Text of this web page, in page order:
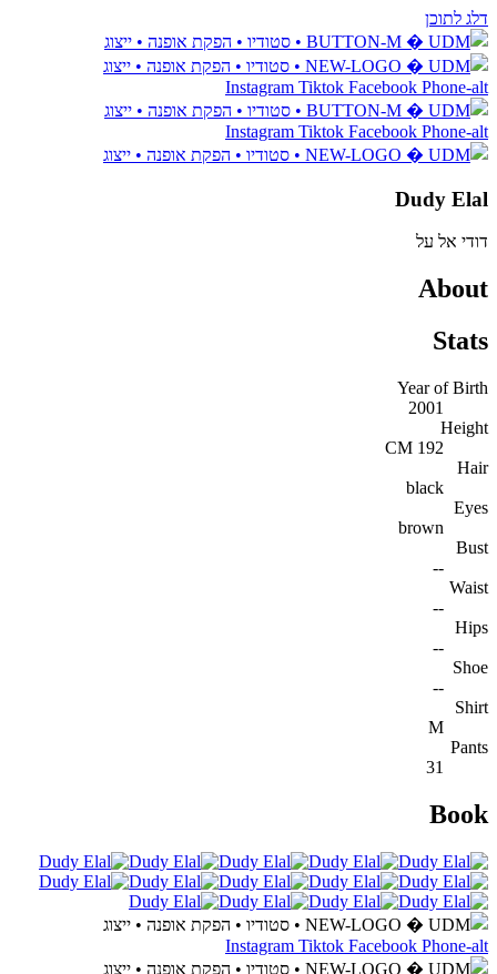
דלג לתוכן
Instagram Tiktok Facebook Phone-alt
Instagram Tiktok Facebook Phone-alt
Dudy Elal
דודי אל על
About
Stats
Year of Birth
2001
Height
192 CM
Hair
black
Eyes
brown
Bust
--
Waist
--
Hips
--
Shoe
--
Shirt
M
Pants
31
Book
Instagram Tiktok Facebook Phone-alt